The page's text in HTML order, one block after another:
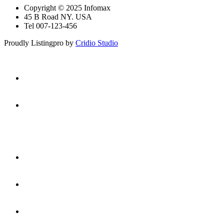
Copyright © 2025 Infomax
45 B Road NY. USA
Tel 007-123-456
Proudly Listingpro by Cridio Studio